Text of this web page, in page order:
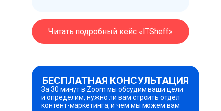
Читать подробный кейс «ITSheff»
БЕСПЛАТНАЯ КОНСУЛЬТАЦИЯ
За 30 минут в Zoom мы обсудим ваши цели
и определим, нужно ли вам строить отдел
контент-маркетинга, и чем мы можем вам